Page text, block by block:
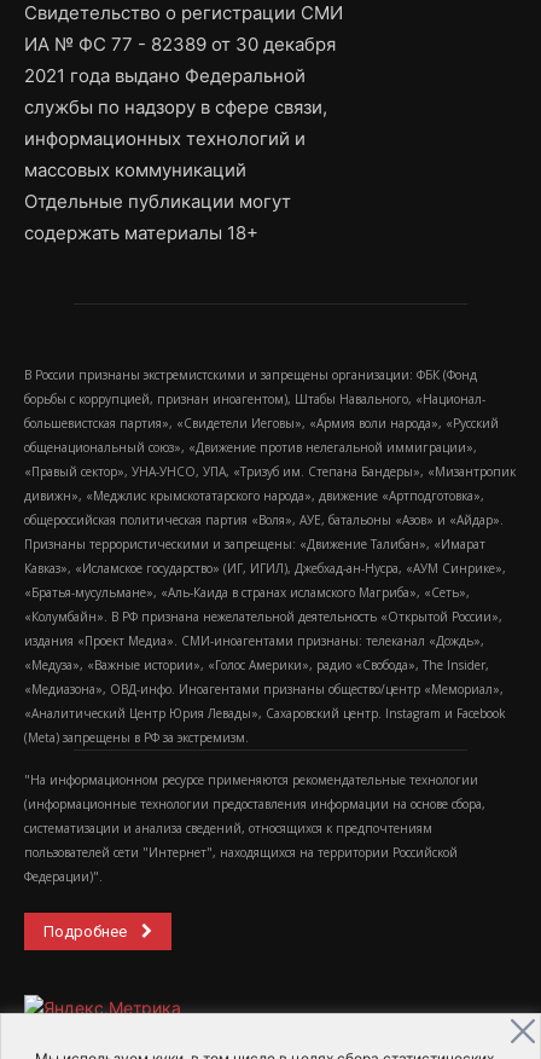
Свидетельство о регистрации СМИ
ИА № ФС 77 - 82389 от 30 декабря
2021 года выдано Федеральной
службы по надзору в сфере связи,
информационных технологий и
массовых коммуникаций
Отдельные публикации могут
содержать материалы 18+
В России признаны экстремистскими и запрещены организации: ФБК (Фонд
борьбы с коррупцией, признан иноагентом), Штабы Навального, «Национал-
большевистская партия», «Свидетели Иеговы», «Армия воли народа», «Русский
общенациональный союз», «Движение против нелегальной иммиграции»,
«Правый сектор», УНА-УНСО, УПА, «Тризуб им. Степана Бандеры», «Мизантропик
дивижн», «Меджлис крымскотатарского народа», движение «Артподготовка»,
общероссийская политическая партия «Воля», АУЕ, батальоны «Азов» и «Айдар».
Признаны террористическими и запрещены: «Движение Талибан», «Имарат
Кавказ», «Исламское государство» (ИГ, ИГИЛ), Джебхад-ан-Нусра, «АУМ Синрике»,
«Братья-мусульмане», «Аль-Каида в странах исламского Магриба», «Сеть»,
«Колумбайн». В РФ признана нежелательной деятельность «Открытой России»,
издания «Проект Медиа». СМИ-иноагентами признаны: телеканал «Дождь»,
«Медуза», «Важные истории», «Голос Америки», радио «Свобода», The Insider,
«Медиазона», ОВД-инфо. Иноагентами признаны общество/центр «Мемориал»,
«Аналитический Центр Юрия Левады», Сахаровский центр. Instagram и Facebook
(Metа) запрещены в РФ за экстремизм.
"На информационном ресурсе применяются рекомендательные технологии
(информационные технологии предоставления информации на основе сбора,
систематизации и анализа сведений, относящихся к предпочтениям
пользователей сети "Интернет", находящихся на территории Российской
Федерации)".
Подробнее